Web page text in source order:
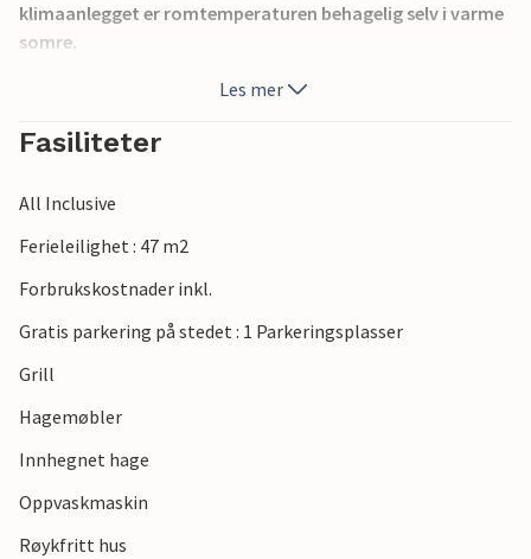
klimaanlegget er romtemperaturen behagelig selv i varme
somre.
Slapp av på den åpne terrassen i komfortable hagemøbler
med deilige måltider fra grillen.
butikker ligger også innen gangavstand. I nærheten av
leiligheten kan du spille tennis, gå fotturer og mye mer.
Legg hverdagen bak deg på ferie i denne attraktive
ferieleiligheten nær sjøen.
Les mer
Fasiliteter
All Inclusive
Ferieleilighet : 47 m2
Forbrukskostnader inkl.
Gratis parkering på stedet : 1 Parkeringsplasser
Grill
Hagemøbler
Innhegnet hage
Oppvaskmaskin
Røykfritt hus